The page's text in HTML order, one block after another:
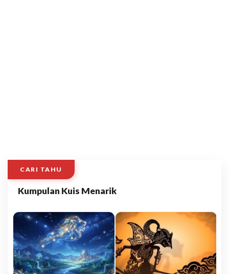
CARI TAHU
Kumpulan Kuis Menarik